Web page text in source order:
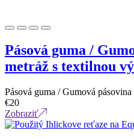
Pásová guma /
metráž s textilnou
Pásová guma / Gumová
€20
Zobraziť